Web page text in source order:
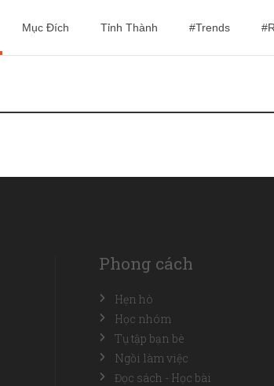
Mục Đích Tỉnh Thành #Trends
Phong cách
Hẹn hò
Học nhóm
Tụ tập bạn bè
Ngồi làm việc
Đọc sách - Học bài